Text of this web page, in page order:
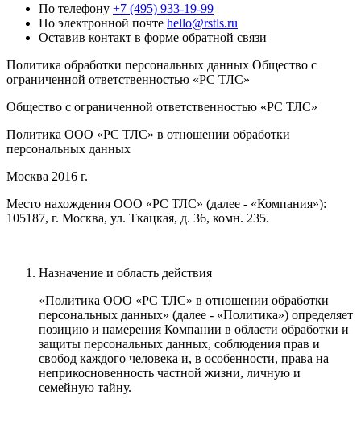
По телефону +7 (495) 933-19-99
По электронной почте hello@rstls.ru
Оставив контакт в форме обратной связи
Политика обработки персональных данных Общество с
ограниченной ответственностью «PC ТЛС»
Общество с ограниченной ответственностью «PC ТЛС»
Политика ООО «PC ТЛС» в отношении обработки
персональных данных
Москва 2016 г.
Место нахождения ООО «PC ТЛС» (далее - «Компания»):
105187, г. Москва, ул. Ткацкая, д. 36, комн. 235.
Назначение и область действия
«Политика ООО «PC ТЛС» в отношении обработки
персональных данных» (далее - «Политика») определяет
позицию и намерения Компании в области обработки и
защиты персональных данных, соблюдения прав и
свобод каждого человека и, в особенности, права на
неприкосновенность частной жизни, личную и
семейную тайну.